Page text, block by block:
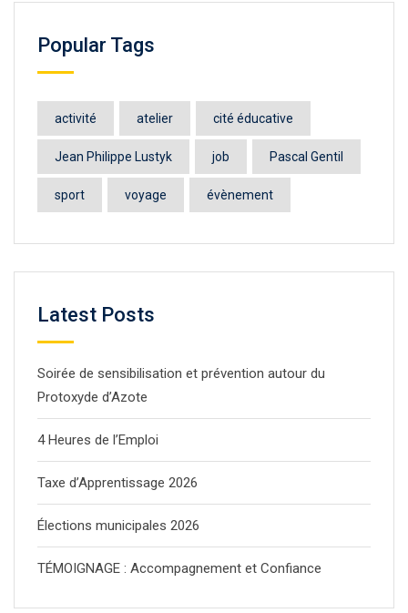
Popular Tags
activité atelier cité éducative
Jean Philippe Lustyk job Pascal Gentil
sport voyage évènement
Latest Posts
Soirée de sensibilisation et prévention autour du
Protoxyde d’Azote
4 Heures de l’Emploi
Taxe d’Apprentissage 2026
Élections municipales 2026
TÉMOIGNAGE : Accompagnement et Confiance